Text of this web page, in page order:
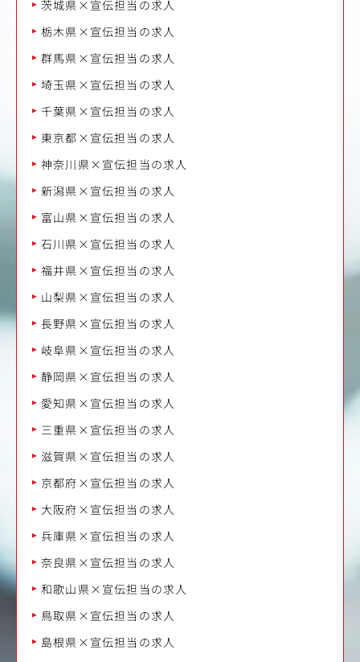
茨城県×宣伝担当の求人
栃木県×宣伝担当の求人
群馬県×宣伝担当の求人
埼玉県×宣伝担当の求人
千葉県×宣伝担当の求人
東京都×宣伝担当の求人
神奈川県×宣伝担当の求人
新潟県×宣伝担当の求人
富山県×宣伝担当の求人
石川県×宣伝担当の求人
福井県×宣伝担当の求人
山梨県×宣伝担当の求人
長野県×宣伝担当の求人
岐阜県×宣伝担当の求人
静岡県×宣伝担当の求人
愛知県×宣伝担当の求人
三重県×宣伝担当の求人
滋賀県×宣伝担当の求人
京都府×宣伝担当の求人
大阪府×宣伝担当の求人
兵庫県×宣伝担当の求人
奈良県×宣伝担当の求人
和歌山県×宣伝担当の求人
鳥取県×宣伝担当の求人
島根県×宣伝担当の求人